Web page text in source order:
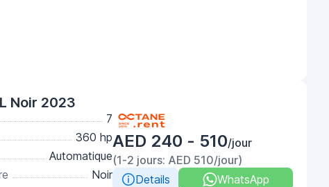
Noir 2023
7
360 hp
Automatique
Noir
AED 240 - 510/jour
(1-2 jours: AED 510/jour)
Details
WhatsApp